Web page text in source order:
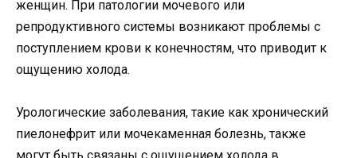
женщин. При патологии мочевого или
репродуктивного системы возникают проблемы с
поступлением крови к конечностям, что приводит к
ощущению холода.
Урологические заболевания, такие как хронический
пиелонефрит или мочекаменная болезнь, также